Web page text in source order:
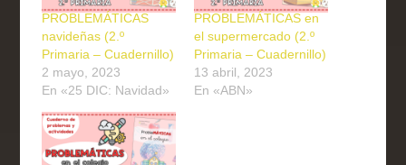
PROBLEMÁTICAS
navideñas (2.º
Primaria – Cuadernillo)
2 mayo, 2023
En «25 DIC: Navidad»
PROBLEMÁTICAS en
el supermercado (2.º
Primaria – Cuadernillo)
13 abril, 2023
En «ABN»